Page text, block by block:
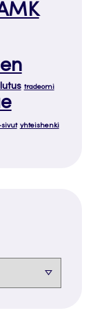
tradeomi
yhteishenki